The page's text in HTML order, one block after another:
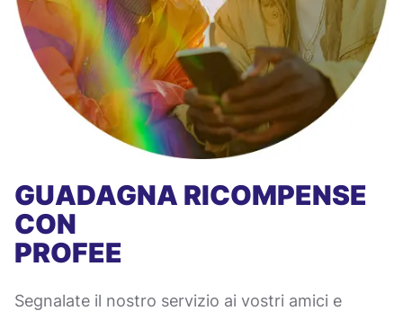
GUADAGNA RICOMPENSE
CON
PROFEE
Segnalate il nostro servizio ai vostri amici e